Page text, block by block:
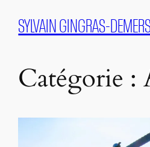
SYLVAIN GINGRAS-
Catégorie :